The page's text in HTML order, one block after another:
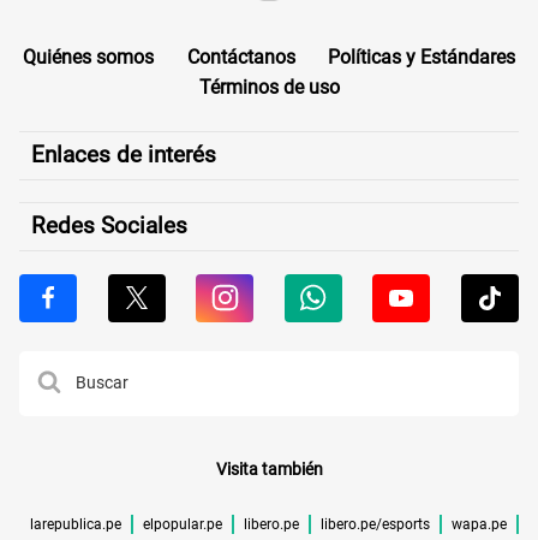
Quiénes somos Contáctanos
Políticas y Estándares
Términos de uso
Enlaces de interés
Redes Sociales
Visita también
larepublica.pe elpopular.pe libero.pe libero.pe/esports wapa.pe